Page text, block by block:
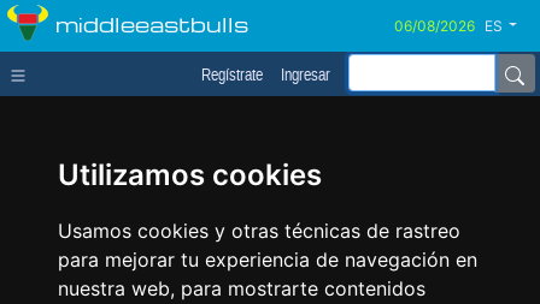
Utilizamos cookies
Usamos cookies y otras técnicas de rastreo
para mejorar tu experiencia de navegación en
nuestra web, para mostrarte contenidos
middleeastbulls ES
Regístrate Ingresar